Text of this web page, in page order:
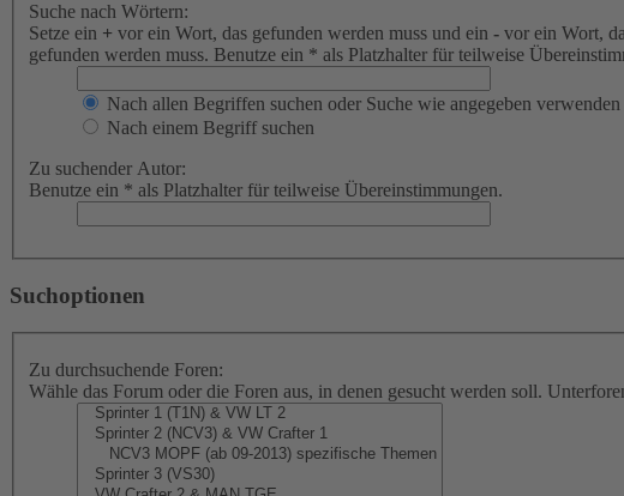
Suche nach Wörtern:
Setze ein + vor ein Wort, das gefunden werden muss und ein - vor ein Wort,
gefunden werden muss. Benutze ein * als Platzhalter für teilweise
Nach allen Begriffen suchen oder Suche wie angegeben verwenden
Nach einem Begriff suchen
Zu suchender Autor:
Benutze ein * als Platzhalter für teilweise Übereinstimmungen.
Suchoptionen
Zu durchsuchende Foren:
Wähle das Forum oder die Foren aus, in denen gesucht werden soll.